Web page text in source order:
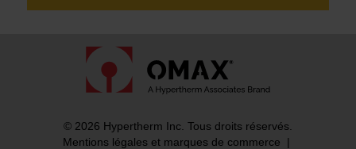
© 2026 Hypertherm Inc. Tous droits réservés.
Mentions légales et marques de commerce
|